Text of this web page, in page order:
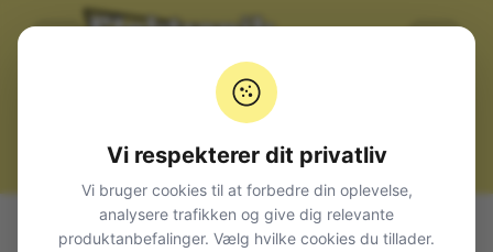
Alle produkter Værktøj Elektrisk Værktøj
Bor
HSS Spiralbor
Spiralbor HSS 0.3 mm
Vi respekterer dit privatliv
Vi bruger cookies til at forbedre din oplevelse,
analysere trafikken og give dig relevante
produktanbefalinger. Vælg hvilke cookies du tillader.